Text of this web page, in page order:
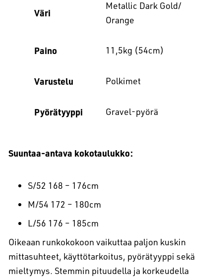
Väri
Metallic Dark Gold/
Orange
Paino 11,5kg (54cm)
Varustelu Polkimet
Pyörätyyppi Gravel-pyörä
Suuntaa-antava kokotaulukko:
S/52 168 – 176cm
M/54 172 – 180cm
L/56 176 – 185cm
Oikeaan runkokokoon vaikuttaa paljon kuskin
mittasuhteet, käyttötarkoitus, pyörätyyppi sekä
mieltymys. Stemmin pituudella ja korkeudella